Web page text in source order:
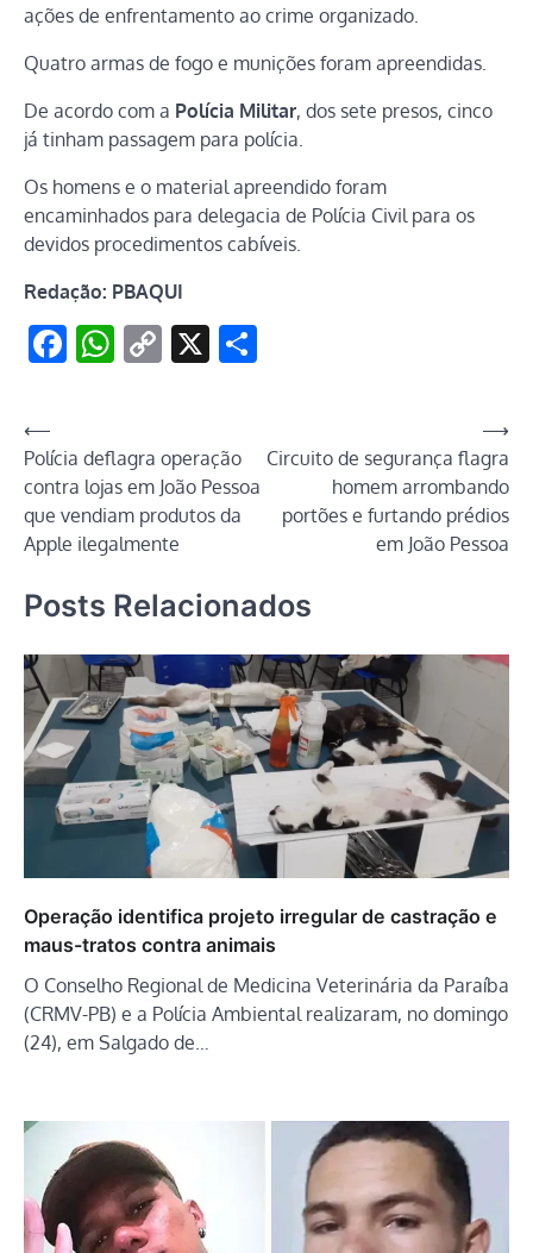
ações de enfrentamento ao crime organizado.
Quatro armas de fogo e munições foram apreendidas.
De acordo com a Polícia Militar, dos sete presos, cinco
já tinham passagem para polícia.
Os homens e o material apreendido foram
encaminhados para delegacia de Polícia Civil para os
devidos procedimentos cabíveis.
Redação: PBAQUI
Facebook
WhatsApp
Copy
X
Navegação
de
Post
⟵
Polícia deflagra operação
contra lojas em João Pessoa
que vendiam produtos da
Apple ilegalmente
Circuito de segurança flagra
homem arrombando
portões e furtando prédios
em João Pessoa
⟶
Posts Relacionados
Operação identifica projeto irregular de castração e
maus-tratos contra animais
O Conselho Regional de Medicina Veterinária da Paraíba
(CRMV-PB) e a Polícia Ambiental realizaram, no domingo
(24), em Salgado de…